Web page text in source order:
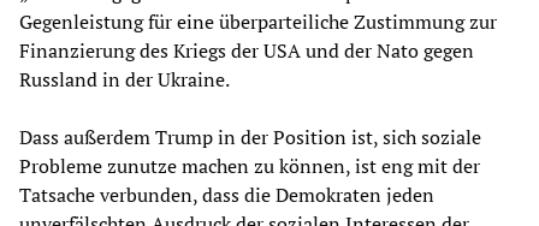
Gegenleistung für eine überparteiliche Zustimmung zur
Finanzierung des Kriegs der USA und der Nato gegen
Russland in der Ukraine.
Dass außerdem Trump in der Position ist, sich soziale
Probleme zunutze machen zu können, ist eng mit der
Tatsache verbunden, dass die Demokraten jeden